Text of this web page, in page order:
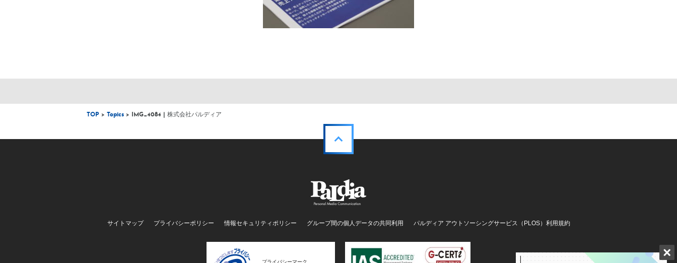
TOP > Topics > IMG_4084 | 株式会社パルディア
サイトマップ プライバシーポリシー 情報セキュリティポリシー グループ間の個人データの共同利用 パルディア アウトソーシングサービス（PLOS）利用規約
プライバシーマーク